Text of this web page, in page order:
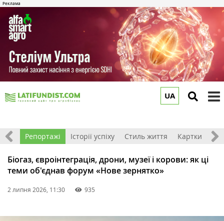
UA
Ігри Репортажі Історії успіху Стиль життя Картки
Біогаз, євроінтеграція, дрони, музеї і корови: як ці
теми об'єднав форум «Нове зернятко»
2 липня 2026, 11:30 935